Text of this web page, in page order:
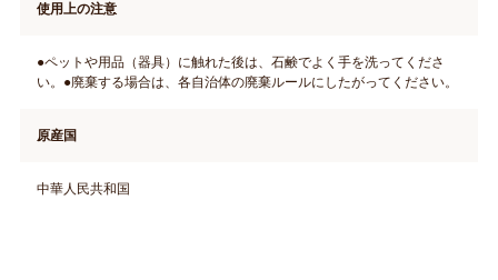
使用上の注意
●ペットや用品（器具）に触れた後は、石鹸でよく手を洗ってくださ
い。●廃棄する場合は、各自治体の廃棄ルールにしたがってください。
原産国
中華人民共和国